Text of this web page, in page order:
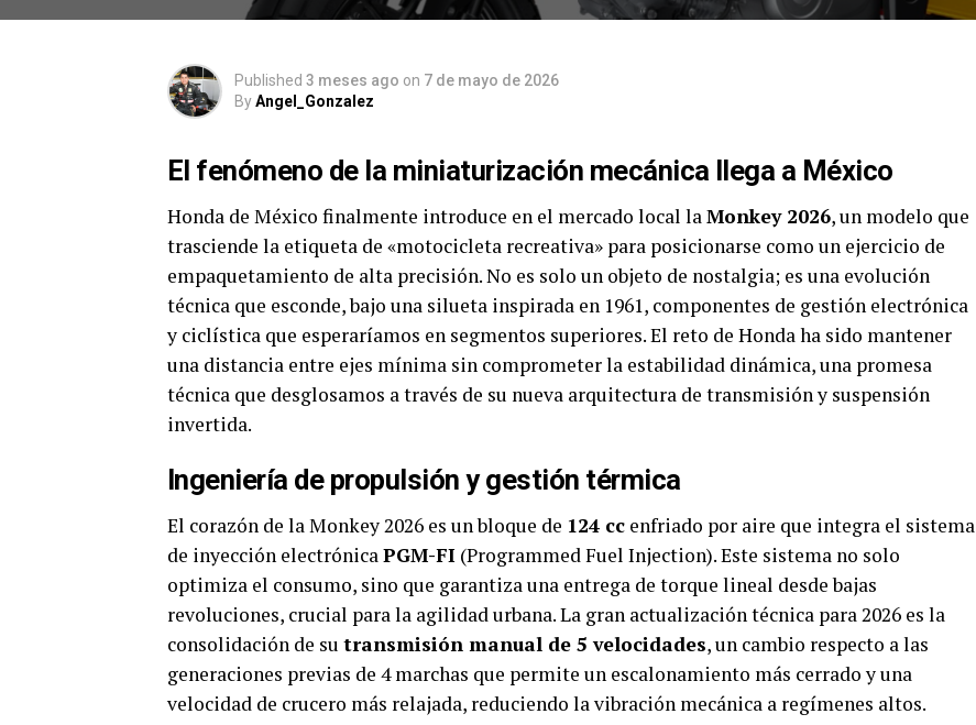
Published 3 meses ago on 7 de mayo de 2026
ByAngel_Gonzalez
El fenómeno de la miniaturización mecánica llega a México
Honda de México finalmente introduce en el mercado local laMonkey 2026, un modelo que
trasciende la etiqueta de «motocicleta recreativa» para posicionarse como un ejercicio de
empaquetamiento de alta precisión. No es solo un objeto de nostalgia; es una evolución
técnica que esconde, bajo una silueta inspirada en 1961, componentes de gestión electrónica
y ciclística que esperaríamos en segmentos superiores. El reto de Honda ha sido mantener
una distancia entre ejes mínima sin comprometer la estabilidad dinámica, una promesa
técnica que desglosamos a través de su nueva arquitectura de transmisión y suspensión
invertida.
Ingeniería de propulsión y gestión térmica
El corazón de la Monkey 2026 es un bloque de 124 cc enfriado por aire que integra el sistema
de inyección electrónicaPGM-FI (Programmed Fuel Injection). Este sistema no solo
optimiza el consumo, sino que garantiza una entrega de torque lineal desde bajas
revoluciones, crucial para la agilidad urbana. La gran actualización técnica para 2026 es la
consolidación de su transmisión manual de 5 velocidades, un cambio respecto a las
generaciones previas de 4 marchas que permite un escalonamiento más cerrado y una
velocidad de crucero más relajada, reduciendo la vibración mecánica a regímenes altos.